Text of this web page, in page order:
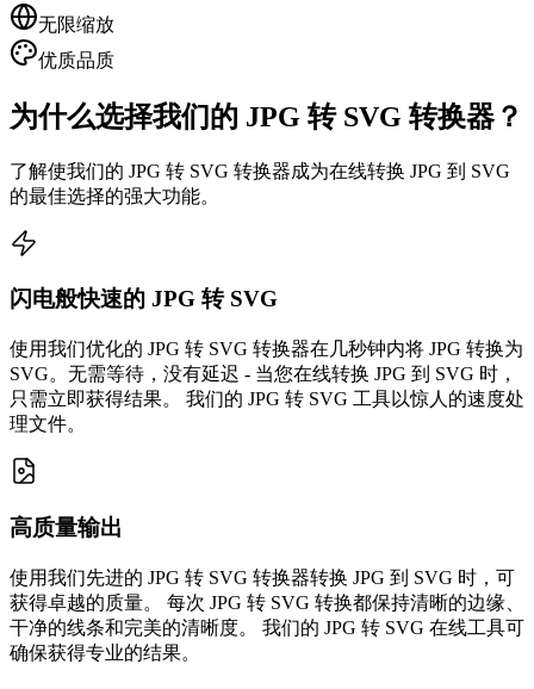
无限缩放
优质品质
为什么选择我们的 JPG 转 SVG 转换器？
了解使我们的 JPG 转 SVG 转换器成为在线转换 JPG 到 SVG
的最佳选择的强大功能。
闪电般快速的 JPG 转 SVG
使用我们优化的 JPG 转 SVG 转换器在几秒钟内将 JPG 转换为
SVG。无需等待，没有延迟 - 当您在线转换 JPG 到 SVG 时，
只需立即获得结果。 我们的 JPG 转 SVG 工具以惊人的速度处
理文件。
高质量输出
使用我们先进的 JPG 转 SVG 转换器转换 JPG 到 SVG 时，可
获得卓越的质量。 每次 JPG 转 SVG 转换都保持清晰的边缘、
干净的线条和完美的清晰度。 我们的 JPG 转 SVG 在线工具可
确保获得专业的结果。